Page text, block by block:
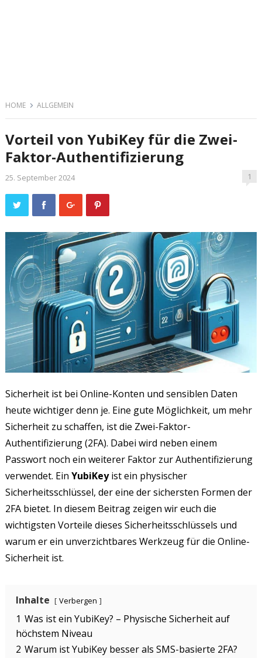
HOME ALLGEMEIN
Vorteil von YubiKey für die Zwei-
Faktor-Authentifizierung
25. September 2024 1
Sicherheit ist bei Online-Konten und sensiblen Daten
heute wichtiger denn je. Eine gute Möglichkeit, um mehr
Sicherheit zu schaffen, ist die Zwei-Faktor-
Authentifizierung (2FA). Dabei wird neben einem
Passwort noch ein weiterer Faktor zur Authentifizierung
verwendet. Ein YubiKeyist ein physischer
Sicherheitsschlüssel, der eine der sichersten Formen der
2FA bietet. In diesem Beitrag zeigen wir euch die
wichtigsten Vorteile dieses Sicherheitsschlüssels und
warum er ein unverzichtbares Werkzeug für die Online-
Sicherheit ist.
Inhalte Verbergen
1 Was ist ein YubiKey? – Physische Sicherheit auf
höchstem Niveau
2 Warum ist YubiKey besser als SMS-basierte 2FA?